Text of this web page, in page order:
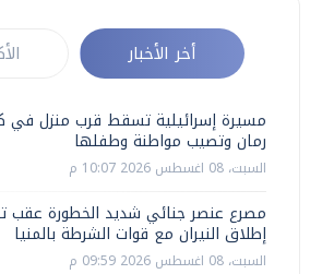
أخر الأخبار
مسيرة إسرائيلية تسقط قرب منزل في
رمان وتصيب مواطنة وطفلها
السبت، 08 اغسطس 2026 10:07 م
مصرع عنصر جنائي شديد الخطورة عقب
إطلاق النيران مع قوات الشرطة بالمنيا
السبت، 08 اغسطس 2026 09:59 م